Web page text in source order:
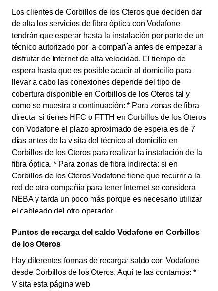
Los clientes de Corbillos de los Oteros que deciden dar
de alta los servicios de fibra óptica con Vodafone
tendrán que esperar hasta la instalación por parte de un
técnico autorizado por la compañía antes de empezar a
disfrutar de Internet de alta velocidad. El tiempo de
espera hasta que es posible acudir al domicilio para
llevar a cabo las conexiones depende del tipo de
cobertura disponible en Corbillos de los Oteros tal y
como se muestra a continuación: * Para zonas de fibra
directa: si tienes HFC o FTTH en Corbillos de los Oteros
con Vodafone el plazo aproximado de espera es de 7
días antes de la visita del técnico al domicilio en
Corbillos de los Oteros para realizar la instalación de la
fibra óptica. * Para zonas de fibra indirecta: si en
Corbillos de los Oteros Vodafone tiene que recurrir a la
red de otra compañía para tener Internet se considera
NEBA y tarda un poco más porque es necesario utilizar
el cableado del otro operador.
Puntos de recarga del saldo Vodafone en Corbillos
de los Oteros
Hay diferentes formas de recargar saldo con Vodafone
desde Corbillos de los Oteros. Aquí te las contamos: *
Visita esta página web